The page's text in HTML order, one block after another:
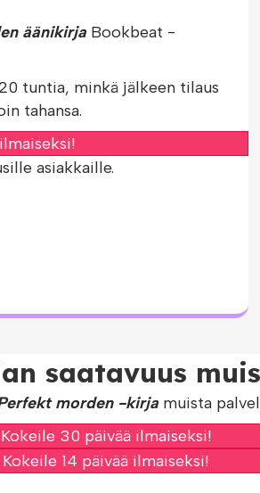
äänikirja Bookbeat -
tuntia, minkä jälkeen tilaus
tahansa.
asiakkaille.
saatavuus
morden -kirja muista
30 päivää ilmaiseksi!
14 päivää ilmaiseksi!